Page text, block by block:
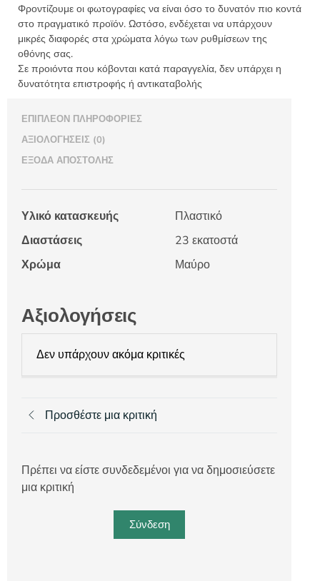
Φροντίζουμε οι φωτογραφίες να είναι όσο το δυνατόν πιο κοντά
στο πραγματικό προϊόν. Ωστόσο, ενδέχεται να υπάρχουν
μικρές διαφορές στα χρώματα λόγω των ρυθμίσεων της
οθόνης σας.
Σε προιόντα που κόβονται κατά παραγγελία, δεν υπάρχει η
δυνατότητα επιστροφής ή αντικαταβολής
ΕΠΙΠΛΈΟΝ ΠΛΗΡΟΦΟΡΊΕΣ
ΑΞΙΟΛΟΓΉΣΕΙΣ (0)
ΈΞΟΔΑ ΑΠΟΣΤΟΛΉΣ
Υλικό κατασκευής
Πλαστικό
Διαστάσεις
23 εκατοστά
Χρώμα
Μαύρο
Αξιολογήσεις
Δεν υπάρχουν ακόμα κριτικές
Προσθέστε μια κριτική
Πρέπει να είστε συνδεδεμένοι για να δημοσιεύσετε
μια κριτική
Σύνδεση